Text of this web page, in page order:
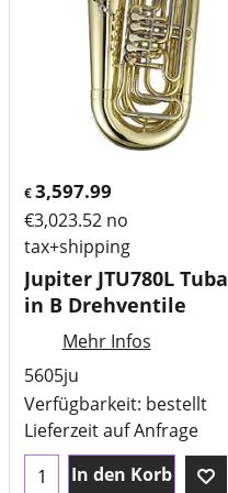
€3,597.99
€3,023.52 no
tax+shipping
Jupiter JTU780L Tuba
in B Drehventile
Mehr Infos
5605ju
Verfügbarkeit: bestellt
Lieferzeit auf Anfrage
In den Korb